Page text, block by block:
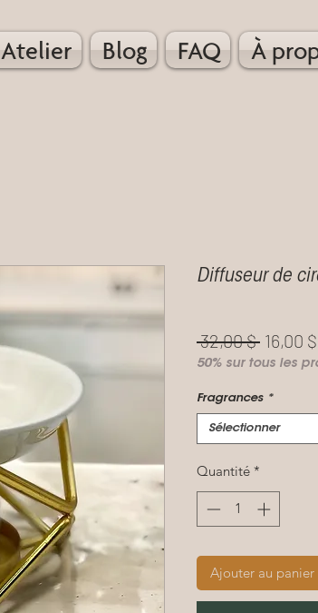
Atelier Blog FAQ À
Diffuseur de
32,00 $ Prix
original
16,00 $
50% sur tous les
Fragrances *
Sélectionner
Quantité *
Ajouter au panier